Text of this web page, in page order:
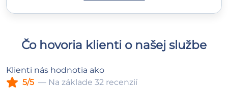
Čo hovoria klienti o našej službe
Klienti nás hodnotia ako
5/5 — Na základe 32 recenzií